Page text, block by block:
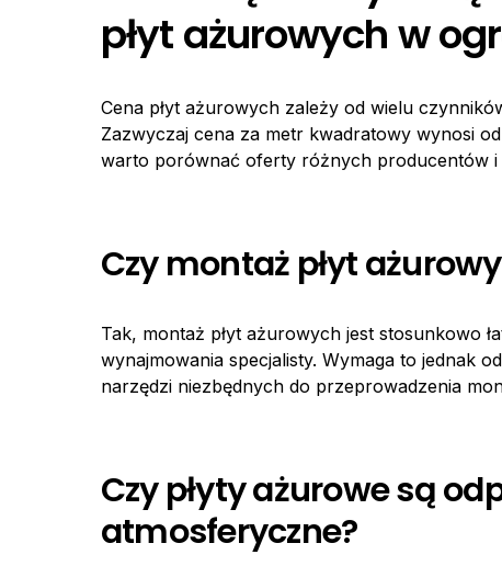
płyt ażurowych w
Cena płyt ażurowych zależy od wielu
Zazwyczaj cena za metr kwadratowy wynosi
warto porównać oferty różnych producentów i
Czy montaż płyt
Tak, montaż płyt ażurowych jest stosunkowo
wynajmowania specjalisty. Wymaga to jednak
narzędzi niezbędnych do przeprowadzenia
Czy płyty ażurowe są
atmosferyczne?